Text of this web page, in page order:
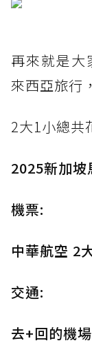
再來就是大
來西亞旅行，
2大1小總共
2025新加坡
機票:
中華航空 2
交通:
去+回的機